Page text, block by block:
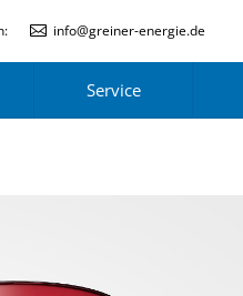
info@greiner-energie.de
Service